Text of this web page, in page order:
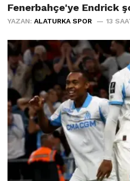
Fenerbahçe'ye Endrick
YAZAN: ALATURKA SPOR 13